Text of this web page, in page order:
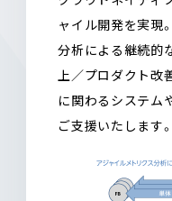
ャイル開発を実現
分析による継続的
上／プロダクト改
に関わるシステム
ご支援いたします。